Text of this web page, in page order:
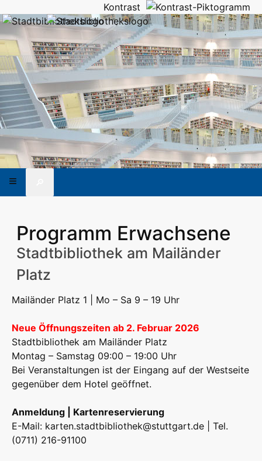
Kontrast
Programm Erwachsene
Stadtbibliothek am Mailänder
Platz
Mailänder Platz 1 | Mo – Sa 9 – 19 Uhr
Neue Öffnungszeiten ab 2. Februar 2026
Stadtbibliothek am Mailänder Platz
Montag – Samstag 09:00 – 19:00 Uhr
Bei Veranstaltungen ist der Eingang auf der Westseite
gegenüber dem Hotel geöffnet.
Anmeldung | Kartenreservierung
E-Mail: karten.stadtbibliothek@stuttgart.de | Tel.
(0711) 216-91100